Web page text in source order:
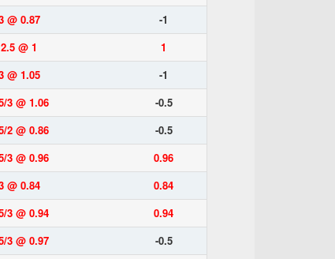
@ 0.87
-1
@ 1
1
@ 1.05
-1
3 @ 1.06
-0.5
2 @ 0.86
-0.5
3 @ 0.96
0.96
@ 0.84
0.84
3 @ 0.94
0.94
3 @ 0.97
-0.5